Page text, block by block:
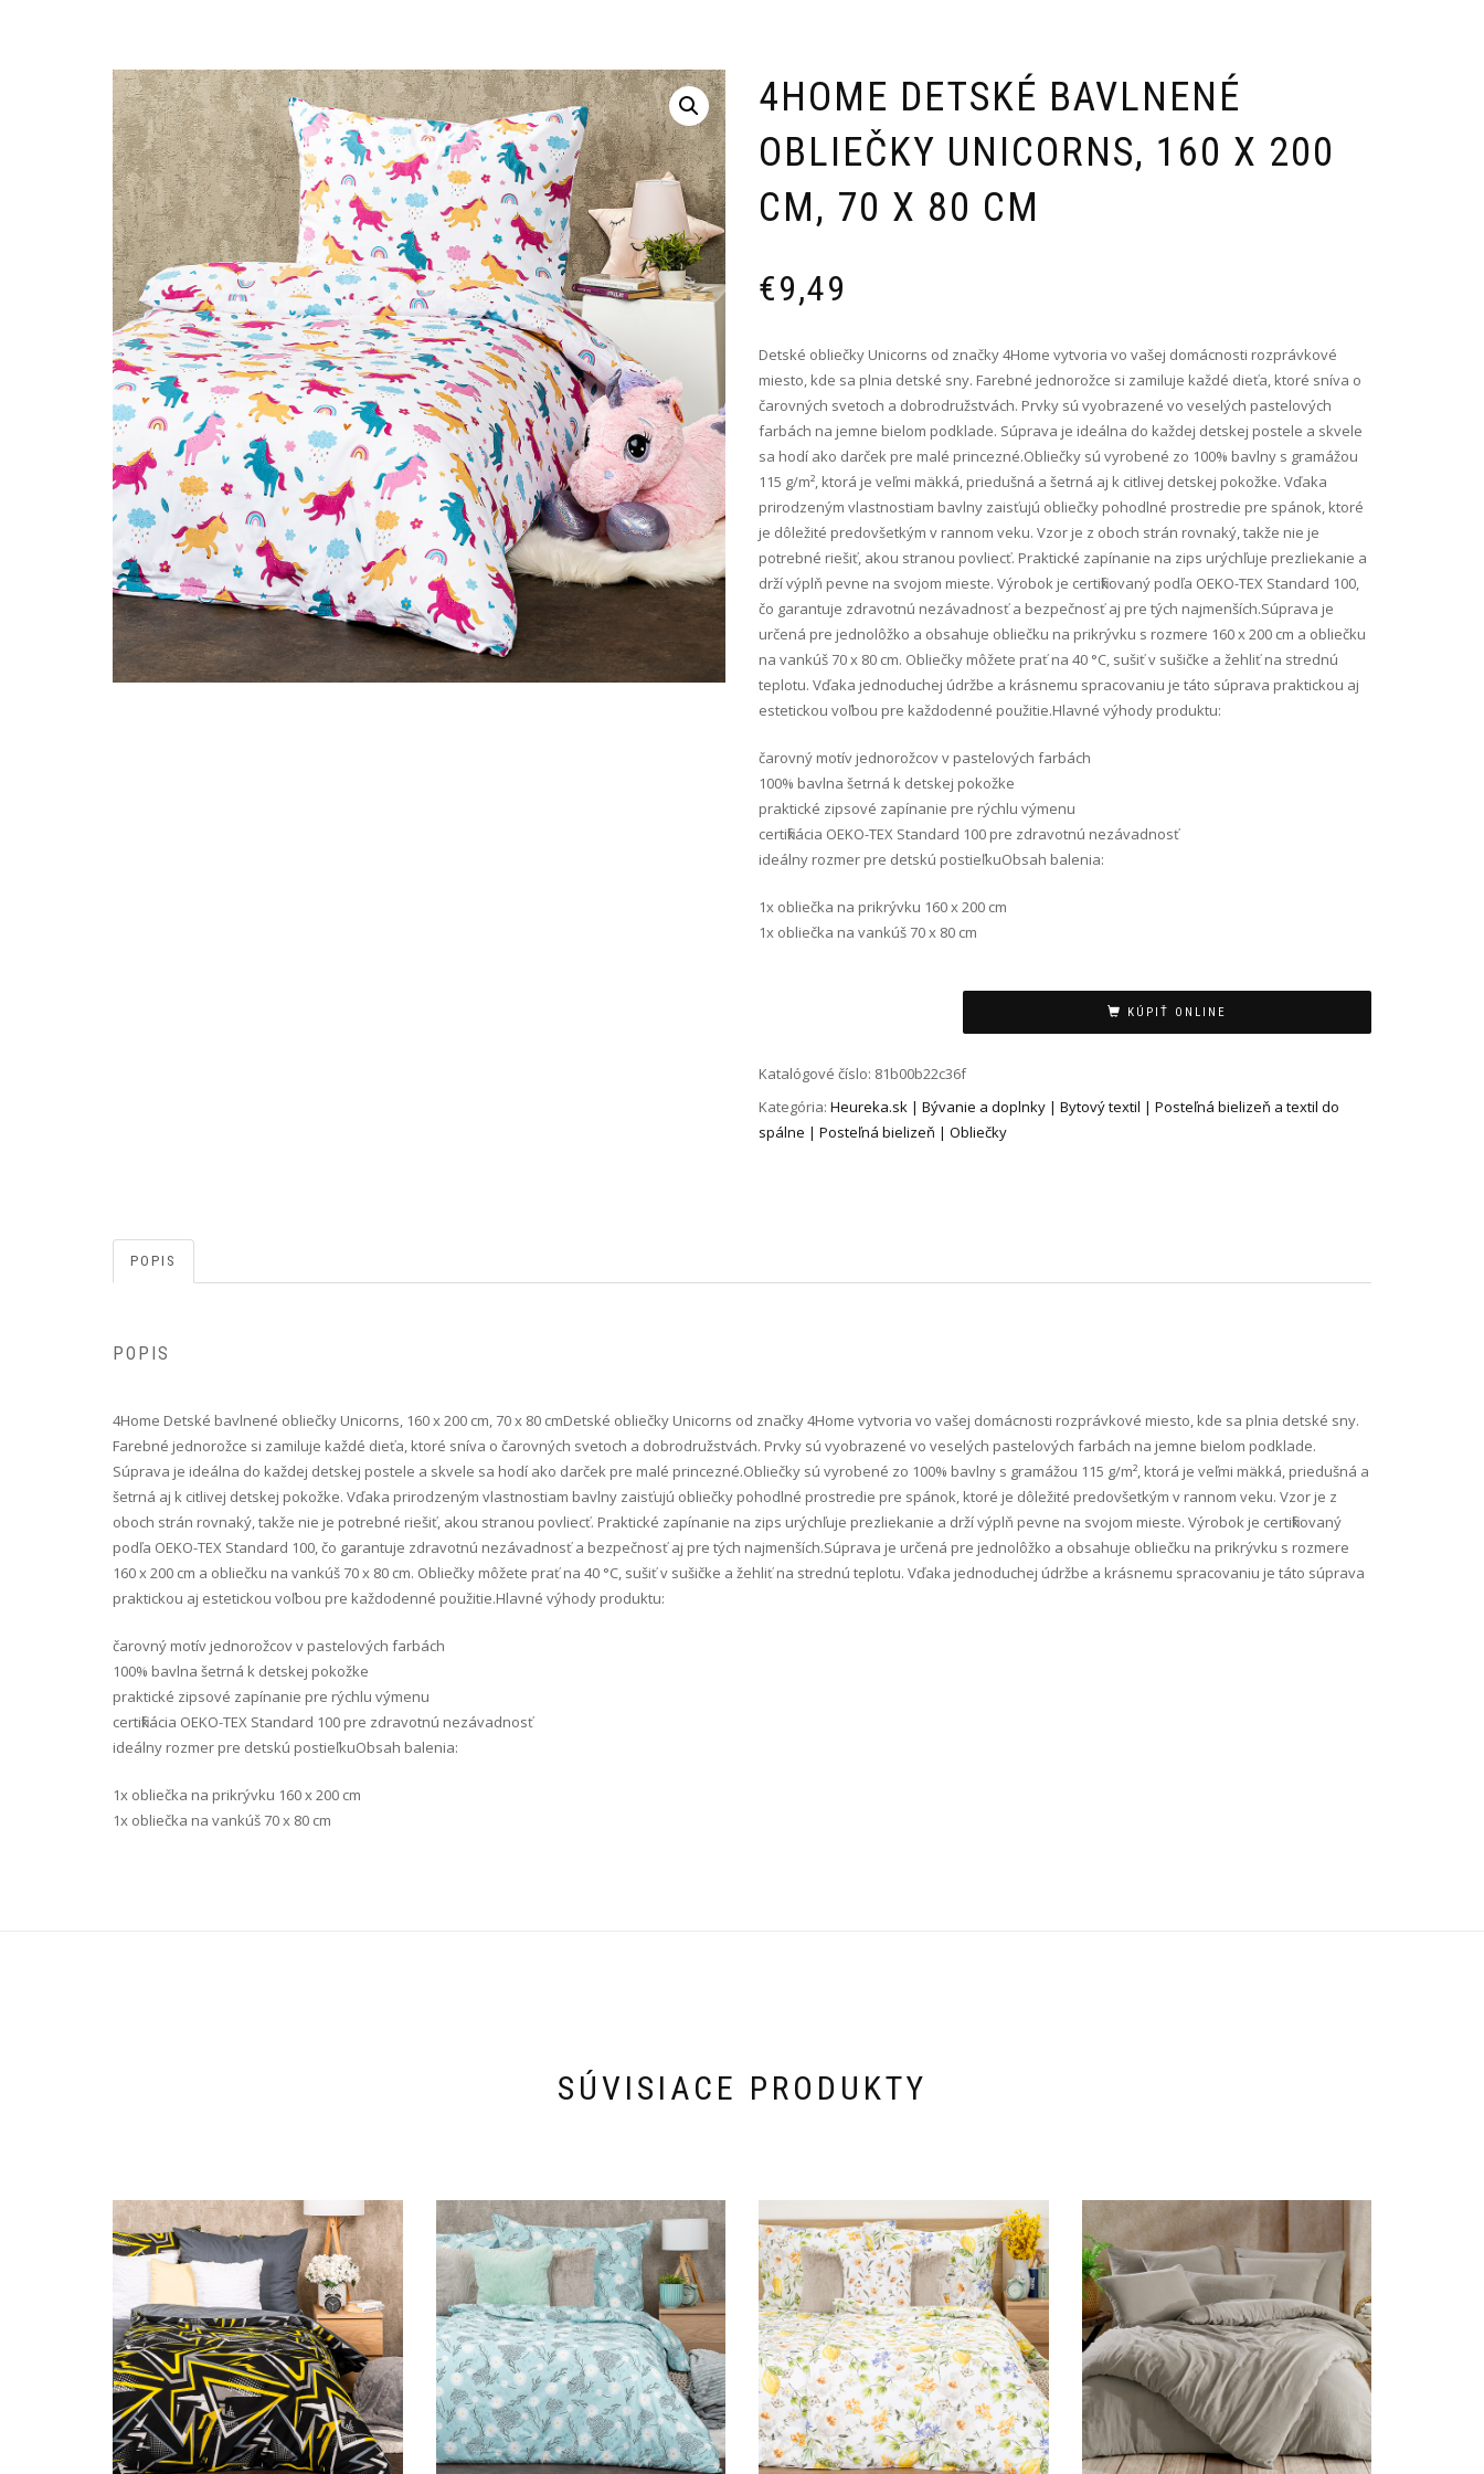
4HOME DETSKÉ BAVLNENÉ
OBLIEČKY UNICORNS, 160 X 200
CM, 70 X 80 CM
€9,49
Detské obliečky Unicorns od značky 4Home vytvoria vo vašej domácnosti rozprávkové
miesto, kde sa plnia detské sny. Farebné jednorožce si zamiluje každé dieťa, ktoré sníva o
čarovných svetoch a dobrodružstvách. Prvky sú vyobrazené vo veselých pastelových
farbách na jemne bielom podklade. Súprava je ideálna do každej detskej postele a skvele
sa hodí ako darček pre malé princezné.Obliečky sú vyrobené zo 100% bavlny s gramážou
115 g/m², ktorá je veľmi mäkká, priedušná a šetrná aj k citlivej detskej pokožke. Vďaka
prirodzeným vlastnostiam bavlny zaisťujú obliečky pohodlné prostredie pre spánok, ktoré
je dôležité predovšetkým v rannom veku. Vzor je z oboch strán rovnaký, takže nie je
potrebné riešiť, akou stranou povliecť. Praktické zapínanie na zips urýchľuje prezliekanie a
drží výplň pevne na svojom mieste. Výrobok je certifikovaný podľa OEKO-TEX Standard 100,
čo garantuje zdravotnú nezávadnosť a bezpečnosť aj pre tých najmenších.Súprava je
určená pre jednolôžko a obsahuje obliečku na prikrývku s rozmere 160 x 200 cm a obliečku
na vankúš 70 x 80 cm. Obliečky môžete prať na 40 °C, sušiť v sušičke a žehliť na strednú
teplotu. Vďaka jednoduchej údržbe a krásnemu spracovaniu je táto súprava praktickou aj
estetickou voľbou pre každodenné použitie.Hlavné výhody produktu:
čarovný motív jednorožcov v pastelových farbách
100% bavlna šetrná k detskej pokožke
praktické zipsové zapínanie pre rýchlu výmenu
certifikácia OEKO-TEX Standard 100 pre zdravotnú nezávadnosť
ideálny rozmer pre detskú postieľkuObsah balenia:
1x obliečka na prikrývku 160 x 200 cm
1x obliečka na vankúš 70 x 80 cm
KÚPIŤ ONLINE
Katalógové číslo: 81b00b22c36f
Kategória: Heureka.sk | Bývanie a doplnky | Bytový textil | Posteľná bielizeň a textil do
spálne | Posteľná bielizeň | Obliečky
POPIS
POPIS
4Home Detské bavlnené obliečky Unicorns, 160 x 200 cm, 70 x 80 cm Detské obliečky Unicorns od značky 4Home vytvoria vo vašej domácnosti rozprávkové miesto, kde sa plnia detské sny.
Farebné jednorožce si zamiluje každé dieťa, ktoré sníva o čarovných svetoch a dobrodružstvách. Prvky sú vyobrazené vo veselých pastelových farbách na jemne bielom podklade.
Súprava je ideálna do každej detskej postele a skvele sa hodí ako darček pre malé princezné.Obliečky sú vyrobené zo 100% bavlny s gramážou 115 g/m², ktorá je veľmi mäkká, priedušná a
šetrná aj k citlivej detskej pokožke. Vďaka prirodzeným vlastnostiam bavlny zaisťujú obliečky pohodlné prostredie pre spánok, ktoré je dôležité predovšetkým v rannom veku. Vzor je z
oboch strán rovnaký, takže nie je potrebné riešiť, akou stranou povliecť. Praktické zapínanie na zips urýchľuje prezliekanie a drží výplň pevne na svojom mieste. Výrobok je certifikovaný
podľa OEKO-TEX Standard 100, čo garantuje zdravotnú nezávadnosť a bezpečnosť aj pre tých najmenších.Súprava je určená pre jednolôžko a obsahuje obliečku na prikrývku s rozmere
160 x 200 cm a obliečku na vankúš 70 x 80 cm. Obliečky môžete prať na 40 °C, sušiť v sušičke a žehliť na strednú teplotu. Vďaka jednoduchej údržbe a krásnemu spracovaniu je táto súprava
praktickou aj estetickou voľbou pre každodenné použitie.Hlavné výhody produktu:
čarovný motív jednorožcov v pastelových farbách
100% bavlna šetrná k detskej pokožke
praktické zipsové zapínanie pre rýchlu výmenu
certifikácia OEKO-TEX Standard 100 pre zdravotnú nezávadnosť
ideálny rozmer pre detskú postieľkuObsah balenia:
1x obliečka na prikrývku 160 x 200 cm
1x obliečka na vankúš 70 x 80 cm
SÚVISIACE PRODUKTY